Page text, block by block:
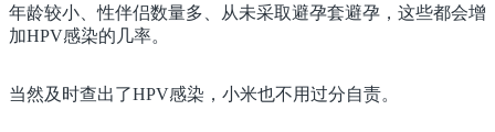
年龄较小、性伴侣数量多、从未采取避孕套避孕，这些都会增
加HPV感染的几率。
当然及时查出了HPV感染，小米也不用过分自责。